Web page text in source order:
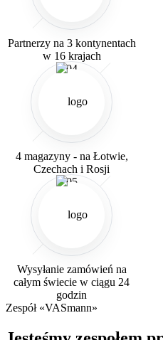
Partnerzy na 3 kontynentach
w 16 krajach
04
4 magazyny - na Łotwie,
Czechach i Rosji
05
Wysyłanie zamówień na
całym świecie w ciągu 24
godzin
Zespół «VASmann»